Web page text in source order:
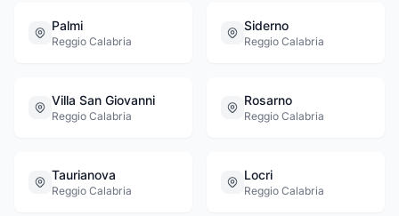
Palmi
Reggio Calabria
Siderno
Reggio Calabria
Villa San Giovanni
Reggio Calabria
Rosarno
Reggio Calabria
Taurianova
Reggio Calabria
Locri
Reggio Calabria